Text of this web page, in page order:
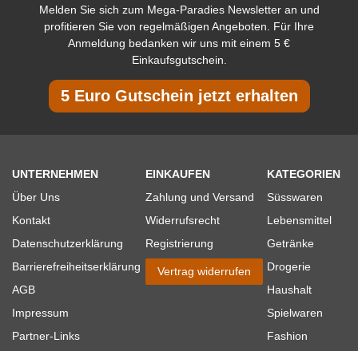
Melden Sie sich zum Mega-Paradies Newsletter an und
profitieren Sie von regelmäßigen Angeboten. Für Ihre
Anmeldung bedanken wir uns mit einem 5 €
Einkaufsgutschein.
5 Euro Gutschein jetzt erhalten
UNTERNEHMEN
Über Uns
Kontakt
Datenschutzerklärung
Barrierefreiheitserklärung
AGB
Impressum
Partner-Links
EINKAUFEN
Zahlung und Versand
Widerrufsrecht
Registrierung
Vertrag widerrufen
KATEGORIEN
Süsswaren
Lebensmittel
Getränke
Drogerie
Haushalt
Spielwaren
Fashion